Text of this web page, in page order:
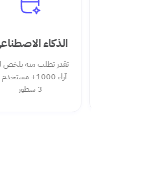
الذكاء
تقدر تطلب منه يلخص
آراء 1000+ مستخدم